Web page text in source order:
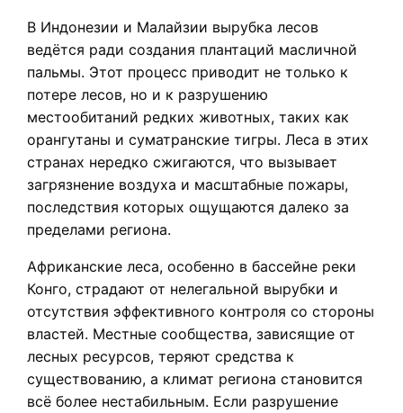
В Индонезии и Малайзии вырубка лесов
ведётся ради создания плантаций масличной
пальмы. Этот процесс приводит не только к
потере лесов, но и к разрушению
местообитаний редких животных, таких как
орангутаны и суматранские тигры. Леса в этих
странах нередко сжигаются, что вызывает
загрязнение воздуха и масштабные пожары,
последствия которых ощущаются далеко за
пределами региона.
Африканские леса, особенно в бассейне реки
Конго, страдают от нелегальной вырубки и
отсутствия эффективного контроля со стороны
властей. Местные сообщества, зависящие от
лесных ресурсов, теряют средства к
существованию, а климат региона становится
всё более нестабильным. Если разрушение